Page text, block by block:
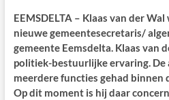
EEMSDELTA – Klaas van der
nieuwe gemeentesecretaris/
gemeente Eemsdelta. Klaas van
politiek-bestuurlijke ervaring. De
meerdere functies gehad binnen
Op dit moment is hij daar